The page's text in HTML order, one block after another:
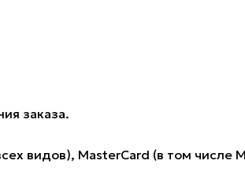
заказа.
видов), MasterCard (в том числе